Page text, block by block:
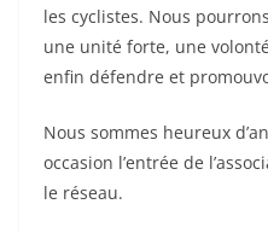
les cyclistes. Nous
une unité forte, une
enfin défendre et
Nous sommes heureux
occasion l’entrée de
le réseau.